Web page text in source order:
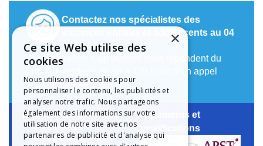
Contactez nos spécialistes des
vacances enfants et adolescents au 04
78 79 64 04
Nos conseillers Cap Juniors vous répondent du
lundi au vendredi de 9h à 17h (coût d’un appel
local depuis un poste fixe).
Mieux nous Connaître
Notre Histoire
Notre Engagement
Agréments et
qualifications
×
Ce site Web utilise des
cookies
Nous utilisons des cookies pour
personnaliser le contenu, les publicités et
analyser notre trafic. Nous partageons
également des informations sur votre
utilisation de notre site avec nos
partenaires de publicité et d'analyse qui